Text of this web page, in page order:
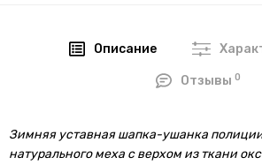
Описание
Отзывы0
Зимняя уставная шапка-ушанка
натурального меха с верхом из ткани